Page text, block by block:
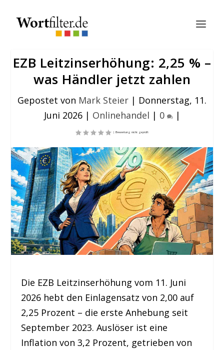
EZB Leitzinserhöhung: 2,25 % –
was Händler jetzt zahlen
Gepostet von Mark Steier | Donnerstag, 11.
Juni 2026| Onlinehandel | 0 |
Die EZB Leitzinserhöhung vom 11. Juni
2026 hebt den Einlagensatz von 2,00 auf
2,25 Prozent – die erste Anhebung seit
September 2023. Auslöser ist eine
Inflation von 3,2 Prozent, getrieben von